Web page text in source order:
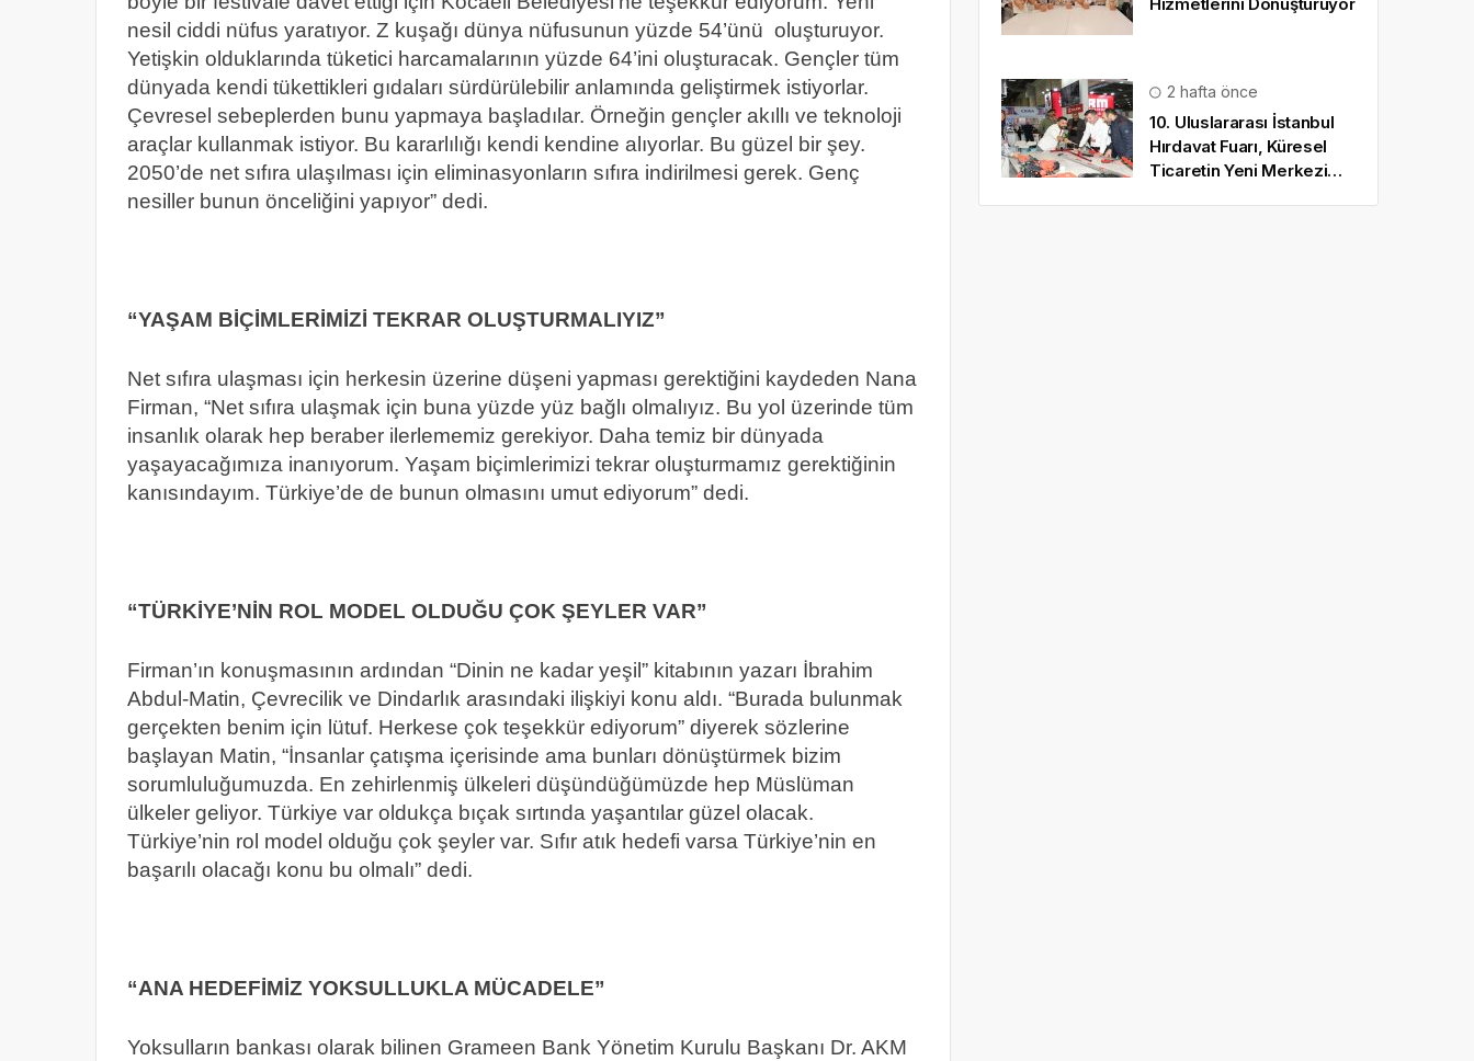
nesil ciddi nüfus yaratıyor. Z kuşağı dünya nüfusunun yüzde 54’ünü oluşturuyor.
Yetişkin olduklarında tüketici harcamalarının yüzde 64’ini oluşturacak. Gençler tüm
dünyada kendi tükettikleri gıdaları sürdürülebilir anlamında geliştirmek istiyorlar.
Çevresel sebeplerden bunu yapmaya başladılar. Örneğin gençler akıllı ve teknoloji
araçlar kullanmak istiyor. Bu kararlılığı kendi kendine alıyorlar. Bu güzel bir şey.
2050’de net sıfıra ulaşılması için eliminasyonların sıfıra indirilmesi gerek. Genç
nesiller bunun önceliğini yapıyor” dedi.
“YAŞAM BİÇİMLERİMİZİ TEKRAR OLUŞTURMALIYIZ”
Net sıfıra ulaşması için herkesin üzerine düşeni yapması gerektiğini kaydeden Nana
Firman, “Net sıfıra ulaşmak için buna yüzde yüz bağlı olmalıyız. Bu yol üzerinde tüm
insanlık olarak hep beraber ilerlememiz gerekiyor. Daha temiz bir dünyada
yaşayacağımıza inanıyorum. Yaşam biçimlerimizi tekrar oluşturmamız gerektiğinin
kanısındayım. Türkiye’de de bunun olmasını umut ediyorum” dedi.
“TÜRKİYE’NİN ROL MODEL OLDUĞU ÇOK ŞEYLER VAR”
Firman’ın konuşmasının ardından “Dinin ne kadar yeşil” kitabının yazarı İbrahim
Abdul-Matin, Çevrecilik ve Dindarlık arasındaki ilişkiyi konu aldı. “Burada bulunmak
gerçekten benim için lütuf. Herkese çok teşekkür ediyorum” diyerek sözlerine
başlayan Matin, “İnsanlar çatışma içerisinde ama bunları dönüştürmek bizim
sorumluluğumuzda. En zehirlenmiş ülkeleri düşündüğümüzde hep Müslüman
ülkeler geliyor. Türkiye var oldukça bıçak sırtında yaşantılar güzel olacak.
Türkiye’nin rol model olduğu çok şeyler var. Sıfır atık hedefi varsa Türkiye’nin en
başarılı olacağı konu bu olmalı” dedi.
“ANA HEDEFİMİZ YOKSULLUKLA MÜCADELE”
Yoksulların bankası olarak bilinen Grameen Bank Yönetim Kurulu Başkanı Dr. AKM
2 hafta önce
10. Uluslararası İstanbul
Hırdavat Fuarı, Küresel
Ticaretin Yeni Merkezi